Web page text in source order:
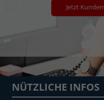
Jetzt
NÜTZLICHE INFOS